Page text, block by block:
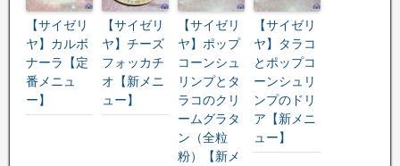
【サイゼリ
ヤ】カルボ
ナーラ【定
番メニュ
ー】
【サイゼリ
ヤ】チーズ
フォッカチ
オ【新メニ
ュー】
【サイゼリ
ヤ】ポップ
コーンシュ
リンプとタ
ラコのクリ
ームグラタ
ン（全粒
粉）【新メ
【サイゼリ
ヤ】タラコ
とポップコ
ーンシュリ
ンプのドリ
ア【新メニ
ュー】